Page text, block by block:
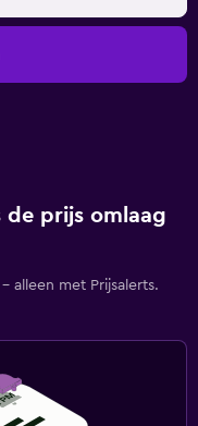
de prijs omlaag
alleen met Prijsalerts.